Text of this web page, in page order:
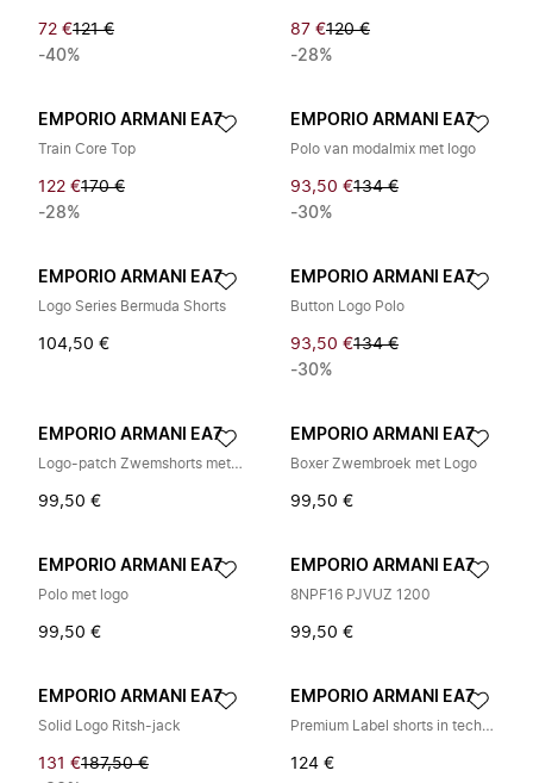
72 €121 €
-40%
87 €120 €
-28%
EMPORIO ARMANI EA7
Train Core Top
122 €170 €
-28%
EMPORIO ARMANI EA7
Polo van modalmix met logo
93,50 €134 €
-30%
EMPORIO ARMANI EA7
Logo Series Bermuda Shorts
104,50 €
EMPORIO ARMANI EA7
Button Logo Polo
93,50 €134 €
-30%
EMPORIO ARMANI EA7
Logo-patch Zwemshorts met trekkoord
99,50 €
EMPORIO ARMANI EA7
Boxer Zwembroek met Logo
99,50 €
EMPORIO ARMANI EA7
Polo met logo
99,50 €
EMPORIO ARMANI EA7
8NPF16 PJVUZ 1200
99,50 €
EMPORIO ARMANI EA7
Solid Logo Ritsh-jack
131 €187,50 €
EMPORIO ARMANI EA7
Premium Label shorts in technisch materiaal
124 €